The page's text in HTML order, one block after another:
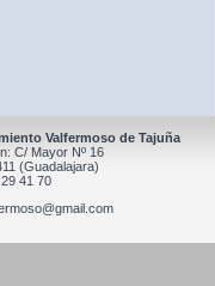
Valfermoso de Tajuña
C/ Mayor Nº 16
(Guadalajara)
41 70